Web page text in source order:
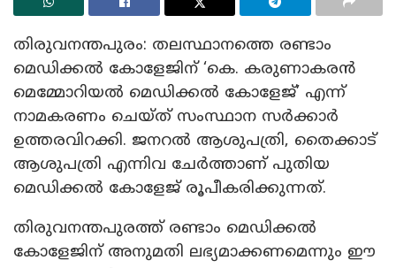
തിരുവനന്തപുരം: തലസ്ഥാനത്തെ രണ്ടാം
മെഡിക്കൽ കോളേജിന് ‘കെ. കരുണാകരൻ
മെമ്മോറിയൽ മെഡിക്കൽ കോളേജ്’ എന്ന്
നാമകരണം ചെയ്ത് സംസ്ഥാന സർക്കാർ
ഉത്തരവിറക്കി. ജനറൽ ആശുപത്രി, തൈക്കാട്
ആശുപത്രി എന്നിവ ചേർത്താണ് പുതിയ
മെഡിക്കൽ കോളേജ് രൂപീകരിക്കുന്നത്.
തിരുവനന്തപുരത്ത് രണ്ടാം മെഡിക്കൽ
കോളേജിന് അനുമതി ലഭ്യമാക്കണമെന്നും ഈ